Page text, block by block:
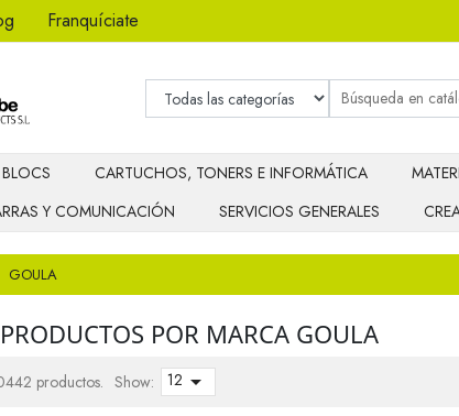
Franquíciate
CARTUCHOS, TONERS E INFORMÁTICA
Y COMUNICACIÓN
SERVICIOS GENERALES
GOULA
POR MARCA GOULA
productos. Show: 12 